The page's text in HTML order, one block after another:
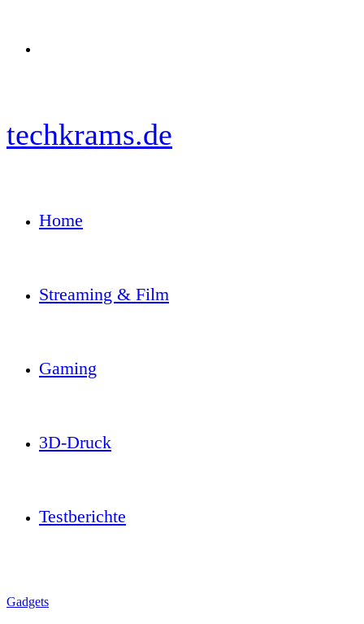
techkrams.de
Home
Streaming & Film
Gaming
3D-Druck
Testberichte
Gadgets